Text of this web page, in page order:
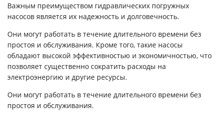
Важным преимуществом гидравлических погружных
насосов является их надежность и долговечность.
Они могут работать в течение длительного времени без
простоя и обслуживания. Кроме того, такие насосы
обладают высокой эффективностью и экономичностью, что
позволяет существенно сократить расходы на
электроэнергию и другие ресурсы.
Они могут работать в течение длительного времени без
простоя и обслуживания.